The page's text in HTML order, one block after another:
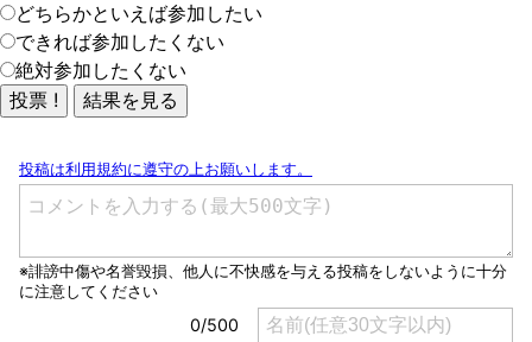
どちらかといえば参加したい
できれば参加したくない
絶対参加したくない